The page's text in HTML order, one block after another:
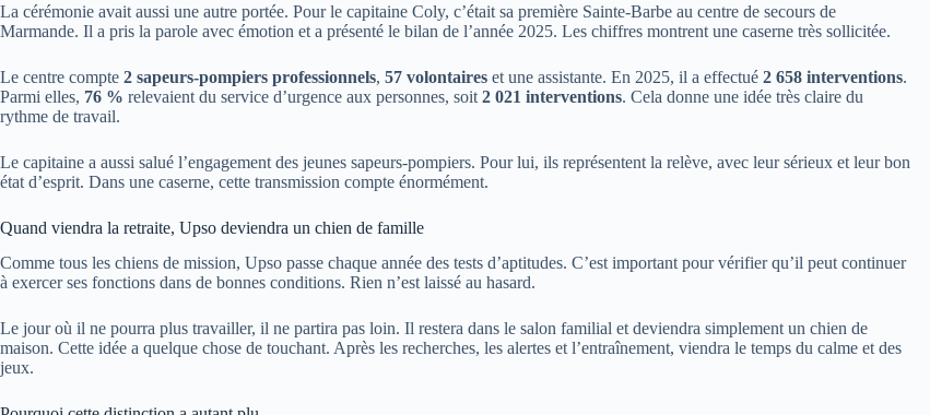
La cérémonie avait aussi une autre portée. Pour le capitaine Coly, c’était sa première Sainte-Barbe au centre de secours de
Marmande. Il a pris la parole avec émotion et a présenté le bilan de l’année 2025. Les chiffres montrent une caserne très sollicitée.
Le centre compte 2 sapeurs-pompiers professionnels, 57 volontaires et une assistante. En 2025, il a effectué 2 658 interventions.
Parmi elles, 76 % relevaient du service d’urgence aux personnes, soit 2 021 interventions. Cela donne une idée très claire du
rythme de travail.
Le capitaine a aussi salué l’engagement des jeunes sapeurs-pompiers. Pour lui, ils représentent la relève, avec leur sérieux et leur bon
état d’esprit. Dans une caserne, cette transmission compte énormément.
Quand viendra la retraite, Upso deviendra un chien de famille
Comme tous les chiens de mission, Upso passe chaque année des tests d’aptitudes. C’est important pour vérifier qu’il peut continuer
à exercer ses fonctions dans de bonnes conditions. Rien n’est laissé au hasard.
Le jour où il ne pourra plus travailler, il ne partira pas loin. Il restera dans le salon familial et deviendra simplement un chien de
maison. Cette idée a quelque chose de touchant. Après les recherches, les alertes et l’entraînement, viendra le temps du calme et des
jeux.